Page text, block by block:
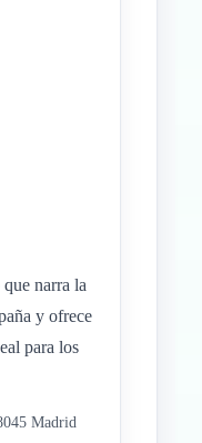
narra la
y ofrece
para los
Madrid